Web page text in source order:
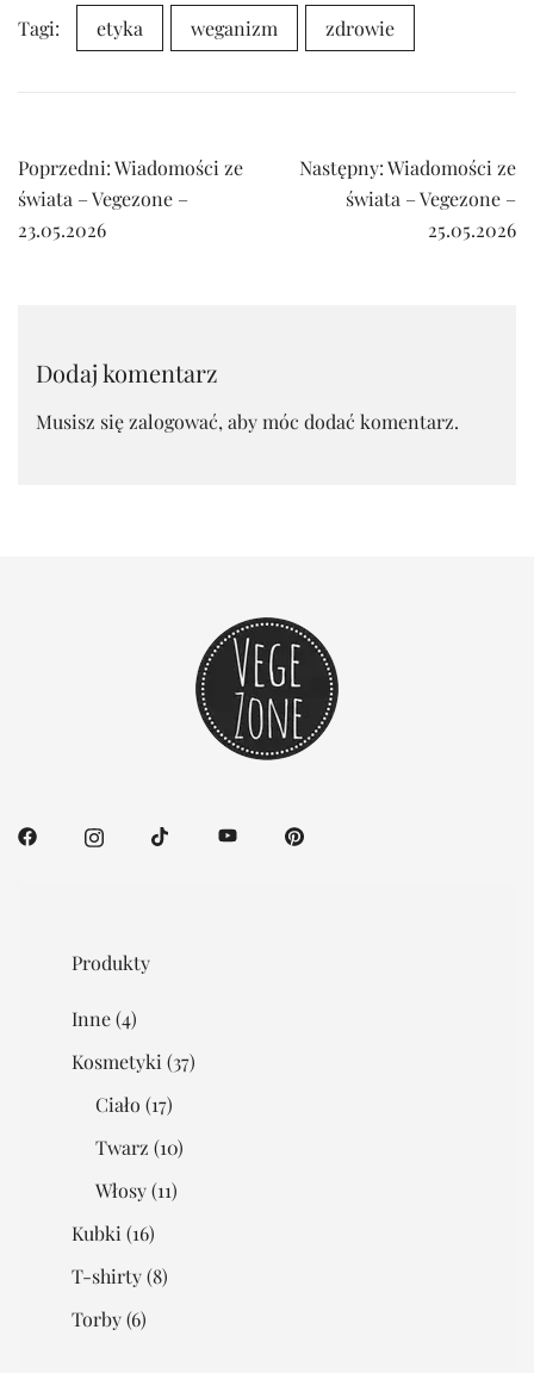
Tagi: etyka weganizm zdrowie
Nawigacja
wpisu
Poprzedni:Wiadomości ze
świata – Vegezone –
23.05.2026
Następny:Wiadomości ze
świata – Vegezone –
25.05.2026
Dodaj komentarz
Musisz sięzalogować, aby móc dodać komentarz.
Produkty
Inne(4)
Kosmetyki (37)
Ciało (17)
Twarz (10)
Włosy(11)
Kubki (16)
T-shirty(8)
Torby(6)